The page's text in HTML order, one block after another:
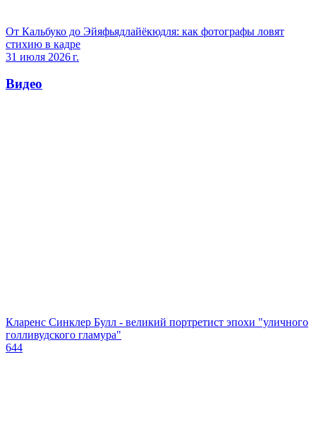
От Кальбуко до Эйяфьядлайёкюдля: как фотографы ловят
стихию в кадре
31 июля 2026 г.
Видео
Кларенс Синклер Булл - великий портретист эпохи "уличного
голливудского гламура"
644